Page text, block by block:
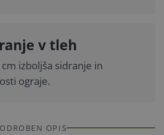
v tleh
izboljša sidranje in
ograje.
OPIS